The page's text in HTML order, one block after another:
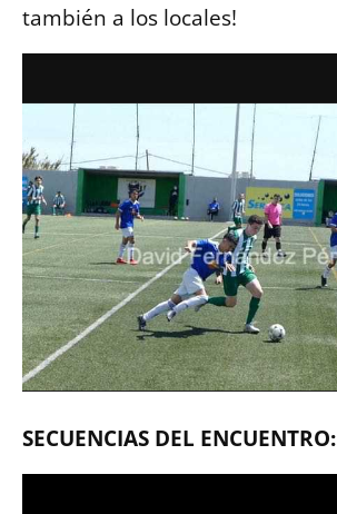
también a los locales!
SECUENCIAS DEL ENCUENTRO: